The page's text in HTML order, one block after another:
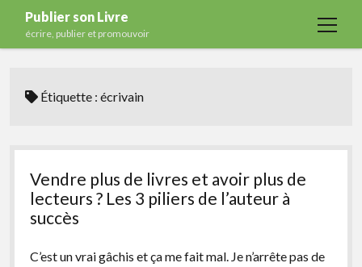
Publier son Livre
écrire, publier et promouvoir
open
Formations
Auto-édition
Maisons d’édition
Ecriture
Étiquette :écrivain
Vendre plus de livres et avoir plus de
lecteurs ? Les 3 piliers de l’auteur à
succès
C’est un vrai gâchis et ça me fait mal. Je n’arrête pas de